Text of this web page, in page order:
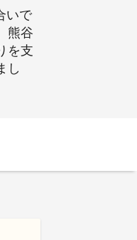
いで
熊谷
を支
し